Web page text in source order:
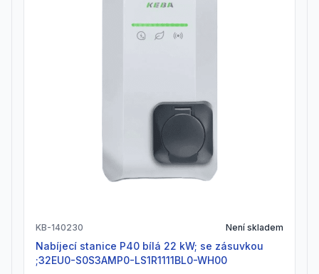
KB-140230 Není skladem
Nabíjecí stanice P40 bílá 22 kW; se zásuvkou
;32EU0-S0S3AMP0-LS1R1111BL0-WH00